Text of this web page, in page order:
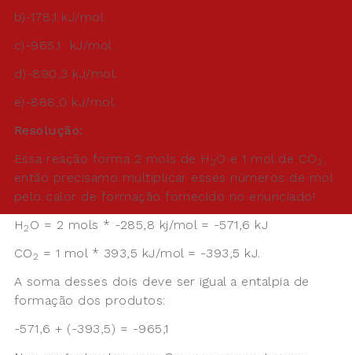
b)-178,1 kJ/mol.
c)-965,1 kJ/mol.
d)-890,3 kJ/mol.
e)-888,0 kJ/mol.
Resolução:
Essa reação forma 2 mols de H 2O e 1 mol de CO 2
então precisamo multiplicar esses números de mol
pelo calor de formação fornecido no enunciado!
H2 O = 2 mols * -285,8 kj/mol = -571,6 kJ
CO2 = 1 mol * 393,5 kJ/mol = -393,5 kJ.
A soma desses dois deve ser igual a entalpia de
formação dos produtos:
-571,6 + (-393,5) = -965,1